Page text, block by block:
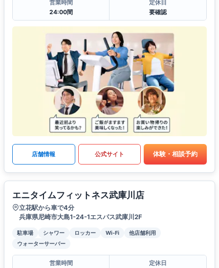
営業時間
24:00間
定休日
要確認
店舗情報 公式サイト 体験・相談予約
エニタイムフィットネス武庫川店
立花駅から車で4分
兵庫県尼崎市大島1-24-1エスパス武庫川2F
駐車場 シャワー ロッカー Wi-Fi
他店舗利用
ウォーターサーバー
営業時間
定休日